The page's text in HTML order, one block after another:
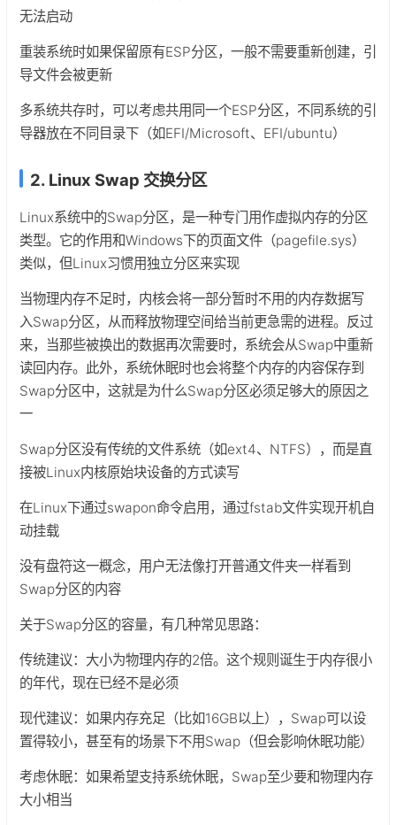
无法启动
重装系统时如果保留原有ESP分区，一般不需要重新创建，引
导文件会被更新
多系统共存时，可以考虑共用同一个ESP分区，不同系统的引
导器放在不同目录下（如EFI/Microsoft、EFI/ubuntu）
2. Linux Swap 交换分区
Linux系统中的Swap分区，是一种专门用作虚拟内存的分区
类型。它的作用和Windows下的页面文件（pagefile.sys）
类似，但Linux习惯用独立分区来实现
当物理内存不足时，内核会将一部分暂时不用的内存数据写
入Swap分区，从而释放物理空间给当前更急需的进程。反过
来，当那些被换出的数据再次需要时，系统会从Swap中重新
读回内存。此外，系统休眠时也会将整个内存的内容保存到
Swap分区中，这就是为什么Swap分区必须足够大的原因之
一
Swap分区没有传统的文件系统（如ext4、NTFS），而是直
接被Linux内核原始块设备的方式读写
在Linux下通过swapon命令启用，通过fstab文件实现开机自
动挂载
没有盘符这一概念，用户无法像打开普通文件夹一样看到
Swap分区的内容
关于Swap分区的容量，有几种常见思路：
传统建议：大小为物理内存的2倍。这个规则诞生于内存很小
的年代，现在已经不是必须
现代建议：如果内存充足（比如16GB以上），Swap可以设
置得较小，甚至有的场景下不用Swap（但会影响休眠功能）
考虑休眠：如果希望支持系统休眠，Swap至少要和物理内存
大小相当